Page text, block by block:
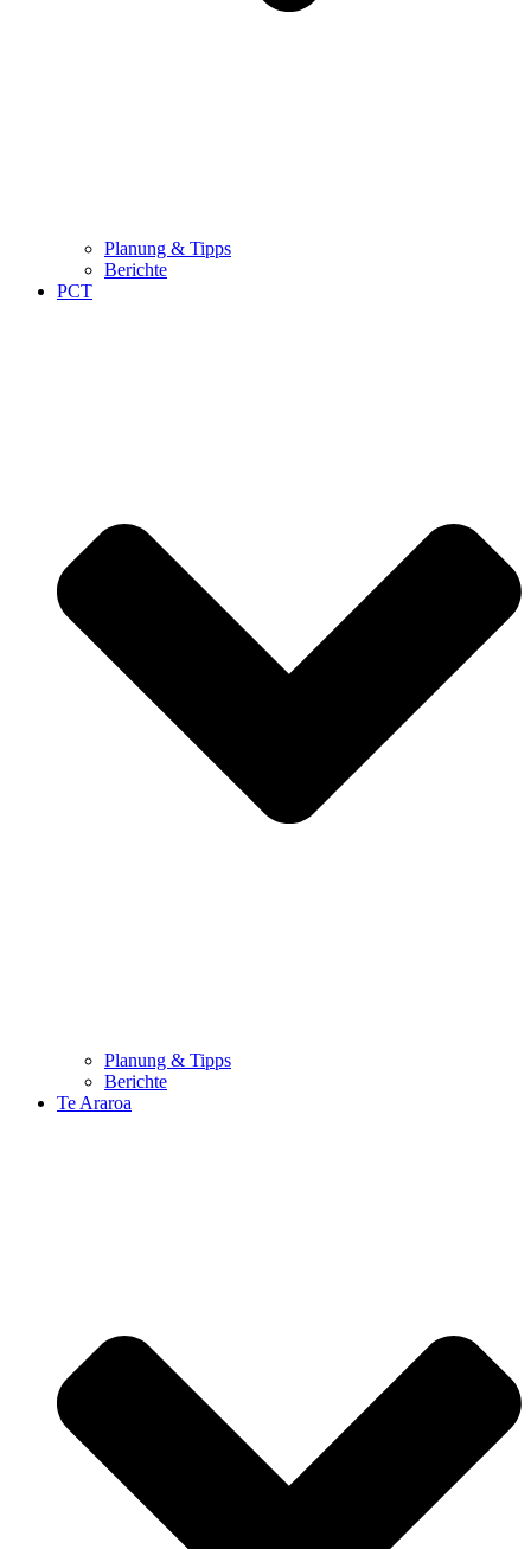
Planung & Tipps
Berichte
PCT
Planung & Tipps
Berichte
Te Araroa